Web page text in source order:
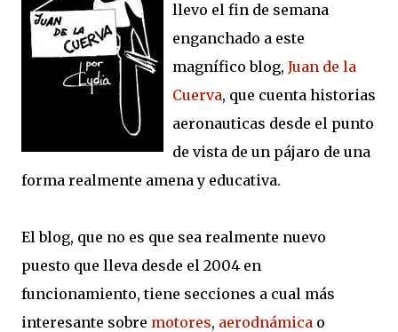
llevo el fin de semana
enganchado a este
magnífico blog, Juan de la
Cuerva, que cuenta historias
aeronauticas desde el punto
de vista de un pájaro de una
forma realmente amena y educativa.
El blog, que no es que sea realmente nuevo
puesto que lleva desde el 2004 en
funcionamiento, tiene secciones a cual más
interesante sobre motores, aerodnámica o